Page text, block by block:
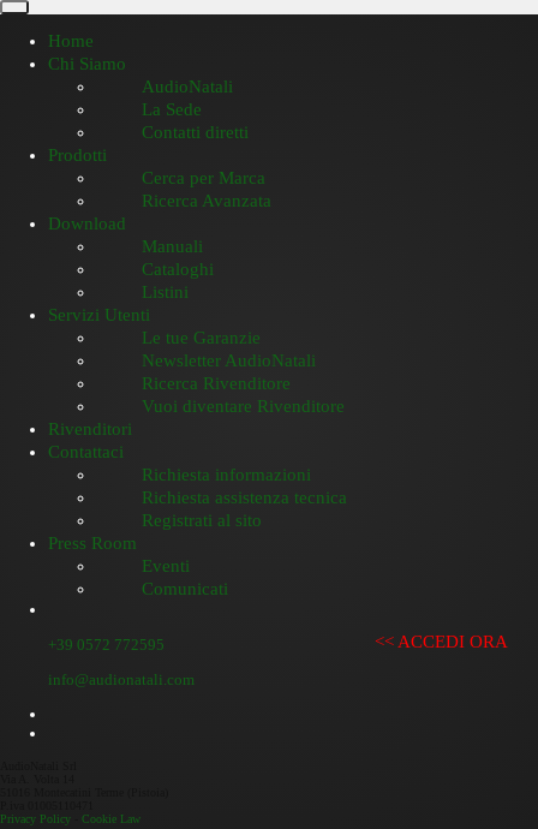
Home
Chi Siamo
AudioNatali
La Sede
Contatti diretti
Prodotti
Cerca per Marca
Ricerca Avanzata
Download
Manuali
Cataloghi
Listini
Servizi Utenti
Le tue Garanzie
Newsletter AudioNatali
Ricerca Rivenditore
Vuoi diventare Rivenditore
Rivenditori
Contattaci
Richiesta informazioni
Richiesta assistenza tecnica
Registrati al sito
Press Room
Eventi
Comunicati
<< ACCEDI ORA
+39 0572 772595
info@audionatali.com
Privacy Policy
Cookie Law